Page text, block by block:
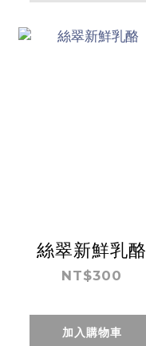
絲翠新鮮乳酪
NT$300
加入購物車